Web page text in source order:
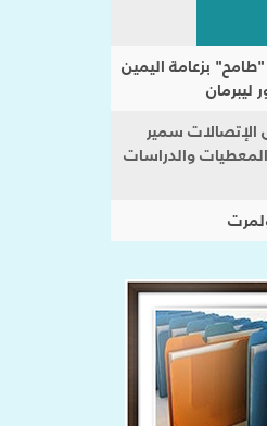
"طامح" بزعامة اليمين
ليبرمان
الإتصالات سمير
والدراسات